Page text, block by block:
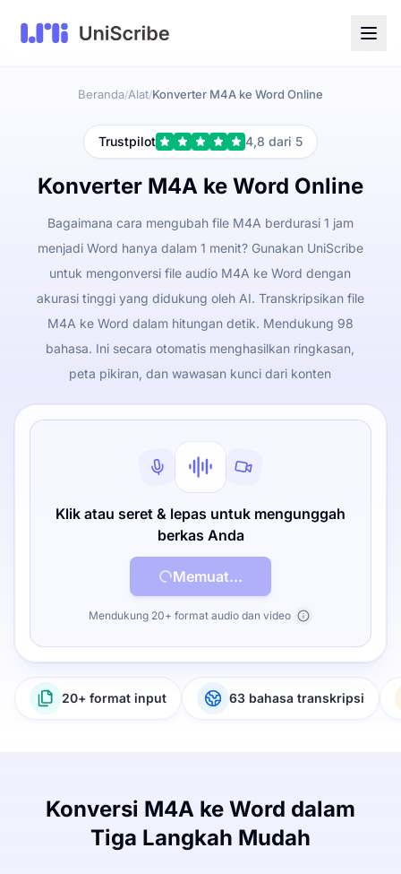
Beranda/Alat/Konverter M4A ke Word Online
Trustpilot 4,8 dari 5
Konverter M4A ke Word Online
Bagaimana cara mengubah file M4A berdurasi 1 jam
menjadi Word hanya dalam 1 menit? Gunakan UniScribe
untuk mengonversi file audio M4A ke Word dengan
akurasi tinggi yang didukung oleh AI. Transkripsikan file
M4A ke Word dalam hitungan detik. Mendukung 98
bahasa. Ini secara otomatis menghasilkan ringkasan,
peta pikiran, dan wawasan kunci dari konten
Klik atau seret & lepas untuk mengunggah
berkas Anda
Memuat...
Mendukung 20+ format audio dan video
20+ format input 63 bahasa transkripsi
Konversi M4A ke Word dalam
Tiga Langkah Mudah